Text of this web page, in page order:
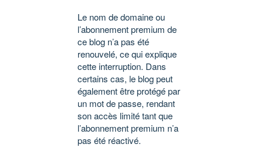
Le nom de domaine ou
l’abonnement premium de
ce blog n’a pas été
renouvelé, ce qui explique
cette interruption. Dans
certains cas, le blog peut
également être protégé par
un mot de passe, rendant
son accès limité tant que
l’abonnement premium n’a
pas été réactivé.